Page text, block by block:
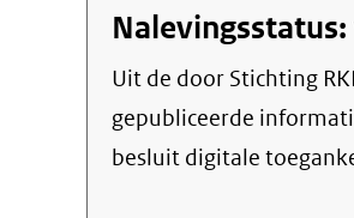
Uit de door Stichting RKD – Nederlands Instituut voor Kunstgeschiedenis
gepubliceerde
besluit digitale